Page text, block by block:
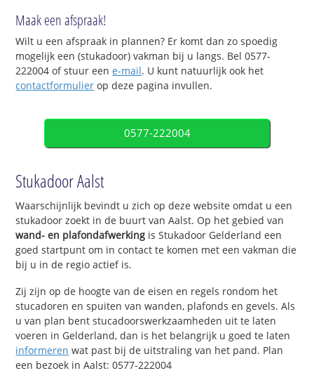
Maak een afspraak!
Wilt u een afspraak in plannen? Er komt dan zo spoedig
mogelijk een (stukadoor) vakman bij u langs. Bel 0577-
222004 of stuur eene-mail. U kunt natuurlijk ook het
contactformulier op deze pagina invullen.
0577-222004
Stukadoor Aalst
Waarschijnlijk bevindt u zich op deze website omdat u een
stukadoor zoekt in de buurt van Aalst. Op het gebied van
wand- en plafondafwerking is Stukadoor Gelderland een
goed startpunt om in contact te komen met een vakman die
bij u in de regio actief is.
Zij zijn op de hoogte van de eisen en regels rondom het
stucadoren en spuiten van wanden, plafonds en gevels. Als
u van plan bent stucadoorswerkzaamheden uit te laten
voeren in Gelderland, dan is het belangrijk u goed te laten
informeren wat past bij de uitstraling van het pand. Plan
een bezoek in Aalst: 0577-222004